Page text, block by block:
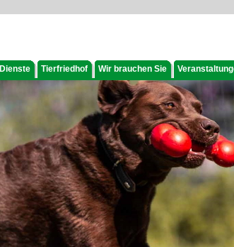
Dienste Tierfriedhof Wir brauchen Sie